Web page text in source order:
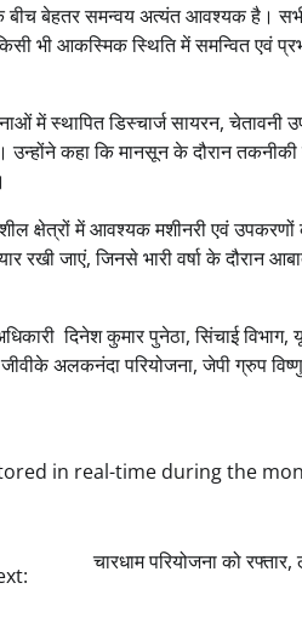
बीच बेहतर समन्वय अत्यंत आवश्यक है।
भी आकस्मिक स्थिति में समन्वित एवं
में स्थापित डिस्चार्ज सायरन, चेतावनी
कहा कि मानसून के दौरान
क्षेत्रों में आवश्यक मशीनरी एवं उपकरणों
जाएं, जिनसे भारी वर्षा के दौरान
दिनेश कुमार पुनेठा, सिंचाई
अलकनंदा परियोजना, जेपी ग्रुप
in real-time during the
चारधाम परियोजना को